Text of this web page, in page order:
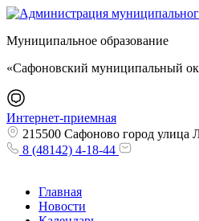
Муниципальное образование
«Сафоновский муниципальный
Интернет-приемная
215500 Сафоново город улица
8 (48142) 4-18-44
Главная
Новости